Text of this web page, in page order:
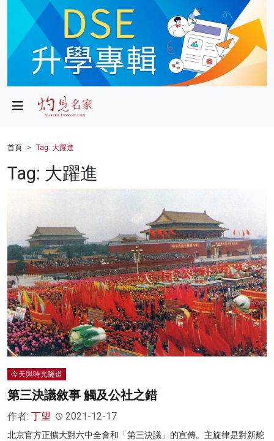
政局
財經
科技
影片
名家榜
灼見活動
關於我們
首頁 Tag: 大躍進
Tag: 大躍進
今天與時光隧道
第三決議敘事 觸及公社之錯
作者: 丁望 2021-12-17
北京官方正擴大對六中全會和「第三決議」的宣傳。主旋律是對新舵